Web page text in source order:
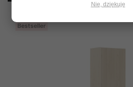
Bestseller
Nie, dziękuję